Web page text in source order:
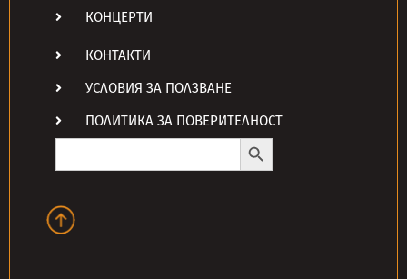
КОНЦЕРТИ
КОНТАКТИ
УСЛОВИЯ ЗА ПОЛЗВАНЕ
ПОЛИТИКА ЗА ПОВЕРИТЕЛНОСТ
Search Search Button